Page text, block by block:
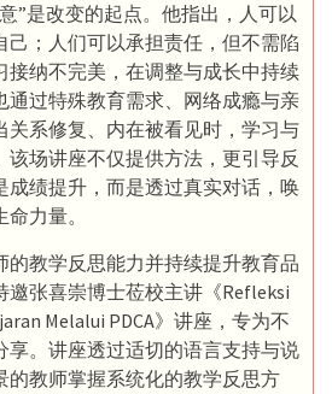
”是改变的起点。他指出，人可以
己；人们可以承担责任，但不需陷
接纳不完美，在调整与成长中持续
通过特殊教育需求、网络成瘾与亲
关系修复、内在被看见时，学习与
该场讲座不仅提供方法，更引导反
成绩提升，而是透过真实对话，唤
力量。
的教学反思能力并持续提升教育品
邀张喜崇博士莅校主讲《Refleksi
Melalui PDCA》讲座，专为不
享。讲座透过适切的语言支持与说
的教师掌握系统化的教学反思方